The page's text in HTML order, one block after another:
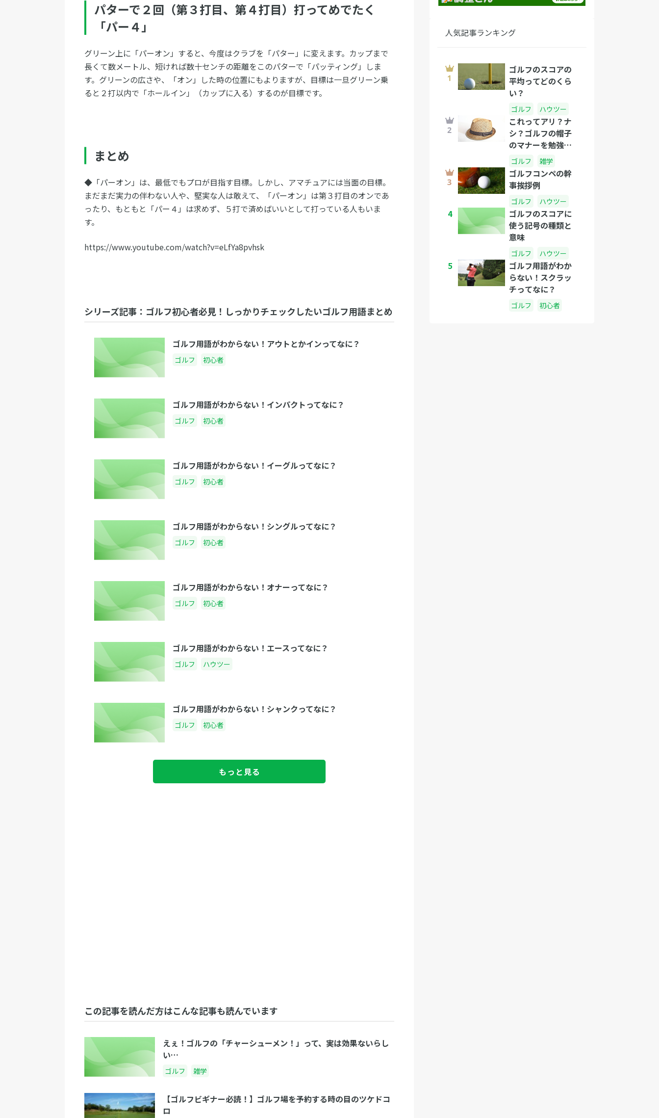
パターで２回（第３打目、第４打目）打ってめでたく
「パー４」
グリーン上に「パーオン」すると、今度はクラブを「パター」に変えます。カップまで
長くて数メートル、短ければ数十センチの距離をこのパターで「パッティング」しま
す。グリーンの広さや、「オン」した時の位置にもよりますが、目標は一旦グリーン乗
ると２打以内で「ホールイン」（カップに入る）するのが目標です。
まとめ
◆「パーオン」は、最低でもプロが目指す目標。しかし、アマチュアには当面の目標。
まだまだ実力の伴わない人や、堅実な人は敢えて、「パーオン」は第３打目のオンであ
ったり、もともと「パー４」は求めず、５打で済めばいいとして打っている人もいま
す。
https://www.youtube.com/watch?v=eLfYa8pvhsk
シリーズ記事：ゴルフ初心者必見！しっかりチェックしたいゴルフ用語まとめ
ゴルフ用語がわからない！アウトとかインってなに？
ゴルフ 初心者
ゴルフ用語がわからない！インパクトってなに？
ゴルフ 初心者
ゴルフ用語がわからない！イーグルってなに？
ゴルフ 初心者
ゴルフ用語がわからない！シングルってなに？
ゴルフ 初心者
ゴルフ用語がわからない！オナーってなに？
ゴルフ 初心者
ゴルフ用語がわからない！エースってなに？
ゴルフ ハウツー
ゴルフ用語がわからない！シャンクってなに？
ゴルフ 初心者
もっと見る
この記事を読んだ方はこんな記事も読んでいます
えぇ！ゴルフの「チャーシューメン！」って、実は効果ないらし
い…
ゴルフ 雑学
【ゴルフビギナー必読！】ゴルフ場を予約する時の目のツケドコ
ロ
人気記事ランキング
ゴルフのスコアの
平均ってどのくら
い？
ゴルフ ハウツー
これってアリ？ナ
シ？ゴルフの帽子
のマナーを勉強し
よう
ゴルフ 雑学
ゴルフコンペの幹
事挨拶例
ゴルフ ハウツー
4
ゴルフのスコアに
使う記号の種類と
意味
ゴルフ ハウツー
5
ゴルフ用語がわか
らない！スクラッ
チってなに？
ゴルフ 初心者